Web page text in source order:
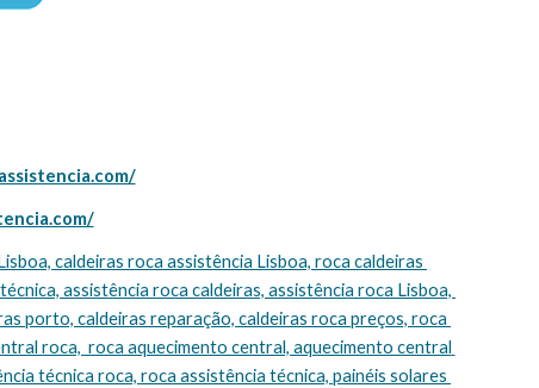
assistência roca caldeiras, assistência roca Lisboa,
porto, caldeiras reparação, caldeiras roca preços, roca
roca,  roca aquecimento central, aquecimento central
técnica roca, roca assistência técnica, painéis solares